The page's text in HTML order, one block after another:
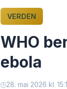
VERDEN
WHO
ebola
28. mai 2026 kl.